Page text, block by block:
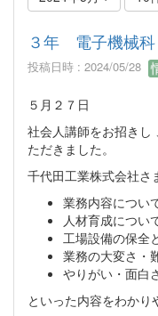
３年 電子機械
投稿日時 : 2024/05/28
５月２７日
社会人講師をお招きし
ただきました。
千代田工業株式会社さ
業務内容につい
人材育成につい
工場設備の保全
業務の大変さ・
やりがい・面白
といった内容をわかり